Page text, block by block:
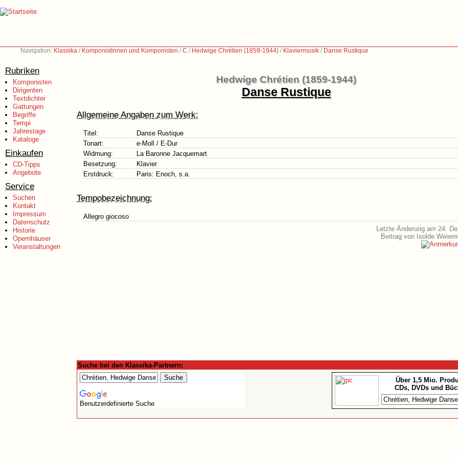
Navigation: Klassika / Komponistinnen und Komponisten /C / Hedwige Chrétien (1859-1944) / Klaviermusik / Danse Rustique
Rubriken
Komponisten
Dirigenten
Textdichter
Gattungen
Begriffe
Tempi
Jahrestage
Kataloge
Einkaufen
CD-Tipps
Angebote
Service
Suchen
Kontakt
Impressum
Datenschutz
Historie
Opernhäuser
Veranstaltungen
Hedwige Chrétien (1859-1944)
Danse Rustique
Allgemeine Angaben zum Werk:
Titel:
Danse Rustique
Tonart:
e-Moll / E-Dur
Widmung:
La Baronne Jacquemart
Besetzung:
Klavier
Erstdruck:
Paris: Enoch, s.a.
Tempobezeichnung:
Allegro giocoso
Letzte Änderung am 24.
Beitrag von Isolde
Suche bei den Klassika-Partnern:
Benutzerdefinierte Suche
Über 1,5 Mio.
CDs, DVDs und